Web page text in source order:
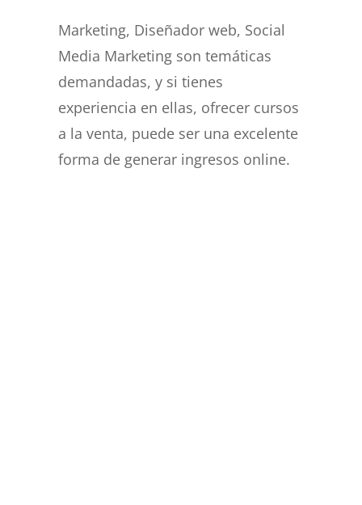
Marketing, Diseñador web, Social
Media Marketing son temáticas
demandadas, y si tienes
experiencia en ellas, ofrecer cursos
a la venta, puede ser una excelente
forma de generar ingresos online.